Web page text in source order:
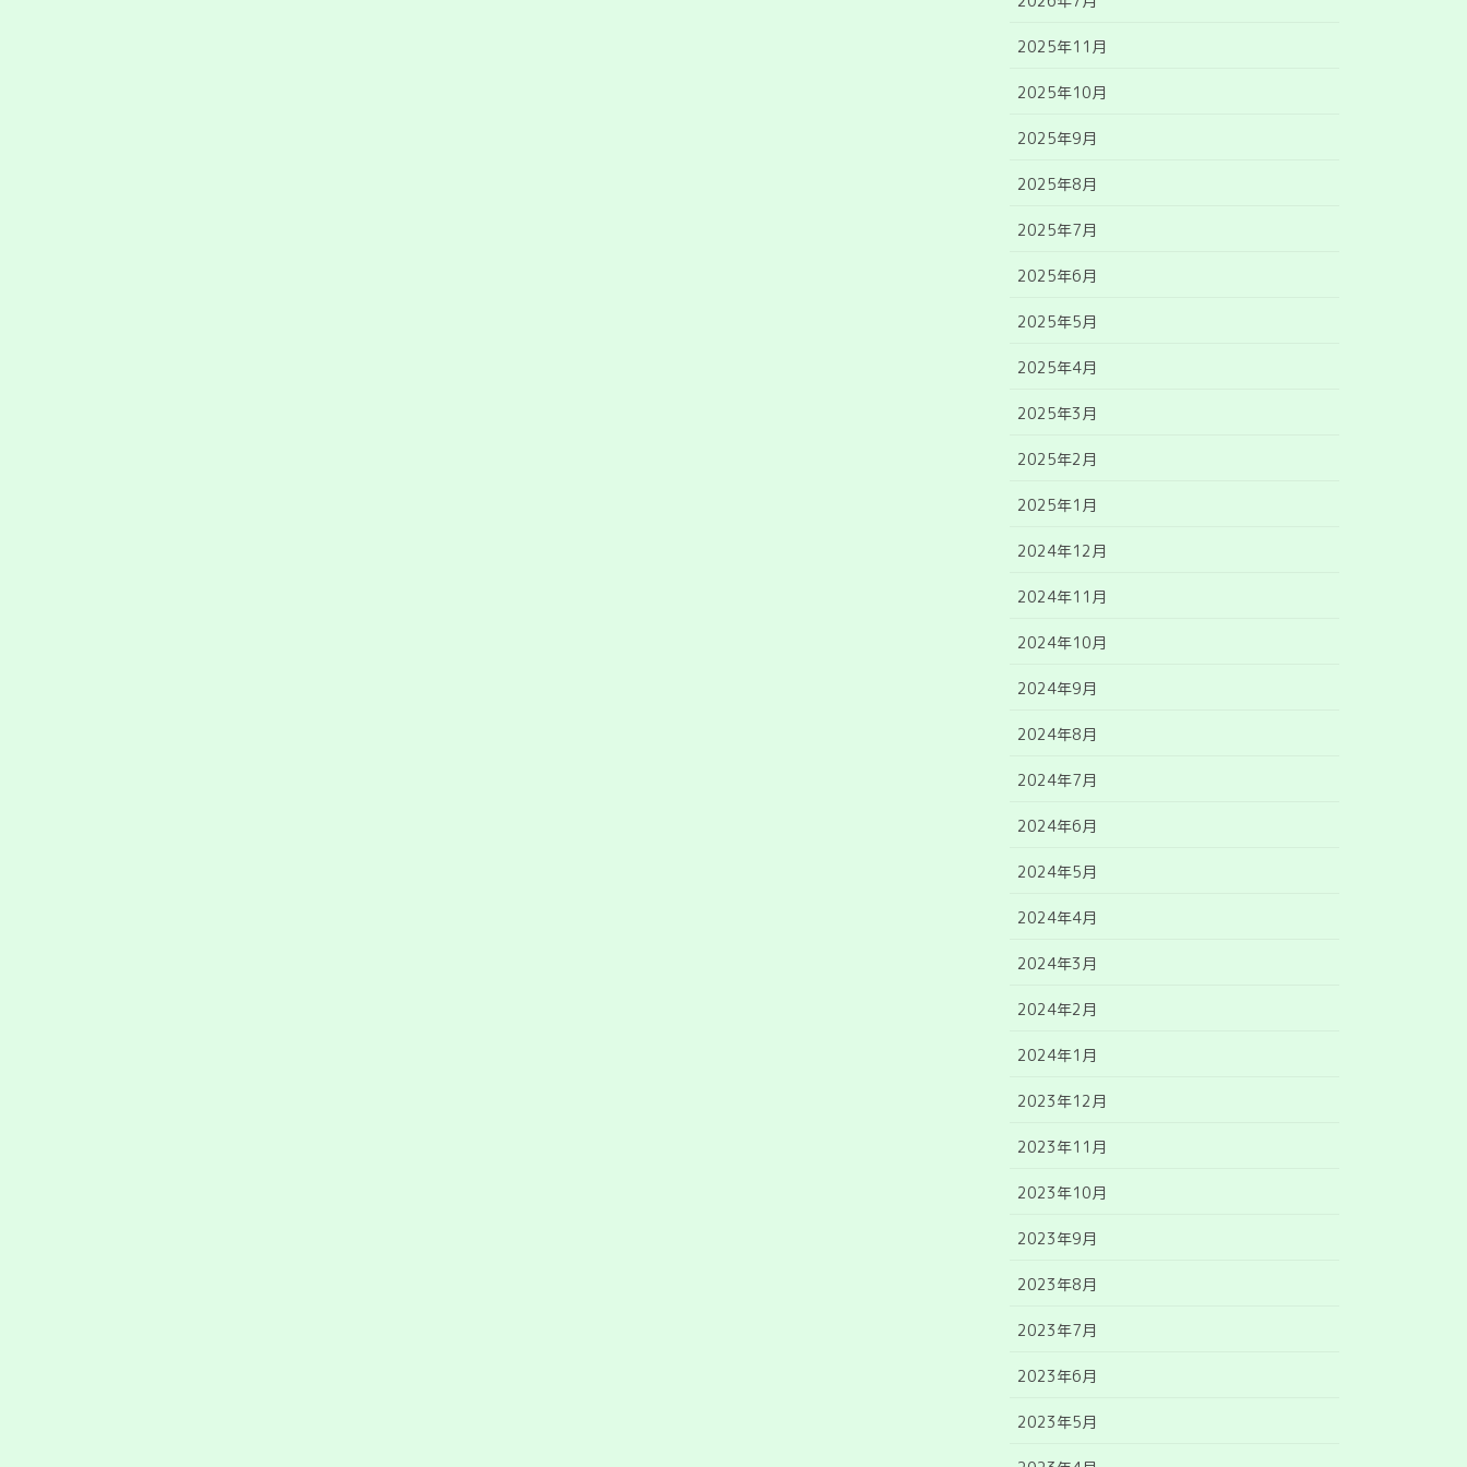
2025年11月
2025年10月
2025年9月
2025年8月
2025年7月
2025年6月
2025年5月
2025年4月
2025年3月
2025年2月
2025年1月
2024年12月
2024年11月
2024年10月
2024年9月
2024年8月
2024年7月
2024年6月
2024年5月
2024年4月
2024年3月
2024年2月
2024年1月
2023年12月
2023年11月
2023年10月
2023年9月
2023年8月
2023年7月
2023年6月
2023年5月